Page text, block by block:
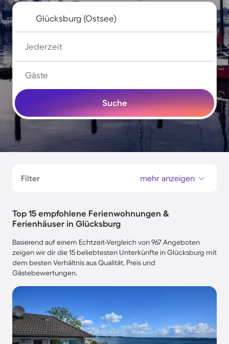
Jederzeit
Gäste
Suche
Filter mehr anzeigen
Top 15 empfohlene Ferienwohnungen &
Ferienhäuser in Glücksburg
Basierend auf einem Echtzeit-Vergleich von 967 Angeboten
zeigen wir dir die 15 beliebtesten Unterkünfte in Glücksburg mit
dem besten Verhältnis aus Qualität, Preis und
Gästebewertungen.